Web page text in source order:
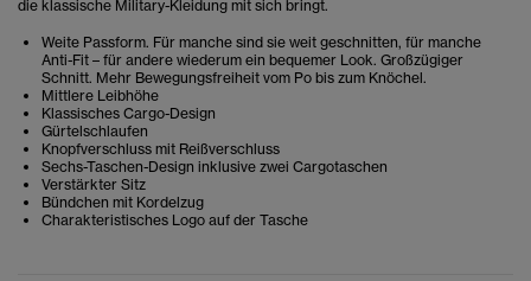
die klassische Military-Kleidung mit sich bringt.
Weite Passform. Für manche sind sie weit geschnitten, für manche
Anti-Fit – für andere wiederum ein bequemer Look. Großzügiger
Schnitt. Mehr Bewegungsfreiheit vom Po bis zum Knöchel.
Mittlere Leibhöhe
Klassisches Cargo-Design
Gürtelschlaufen
Knopfverschluss mit Reißverschluss
Sechs-Taschen-Design inklusive zwei Cargotaschen
Verstärkter Sitz
Bündchen mit Kordelzug
Charakteristisches Logo auf der Tasche